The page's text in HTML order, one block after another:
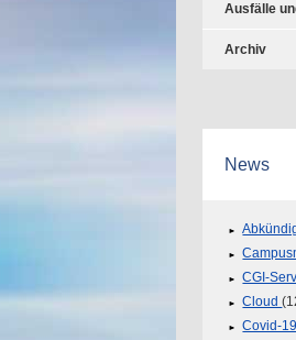
Ausfälle
Archiv
News
CGI-
Cloud
Covid-